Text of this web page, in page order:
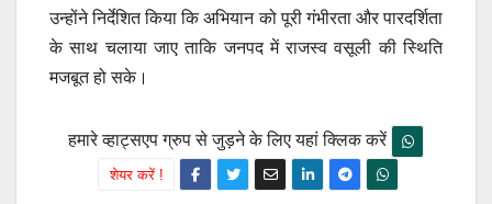
उन्होंने निर्देशित किया कि अभियान को पूरी गंभीरता और पारदर्शिता
के साथ चलाया जाए ताकि जनपद में राजस्व वसूली की स्थिति
मजबूत हो सके।
हमारे व्हाट्सएप ग्रुप से जुड़ने के लिए यहां क्लिक करें
शेयर करें !